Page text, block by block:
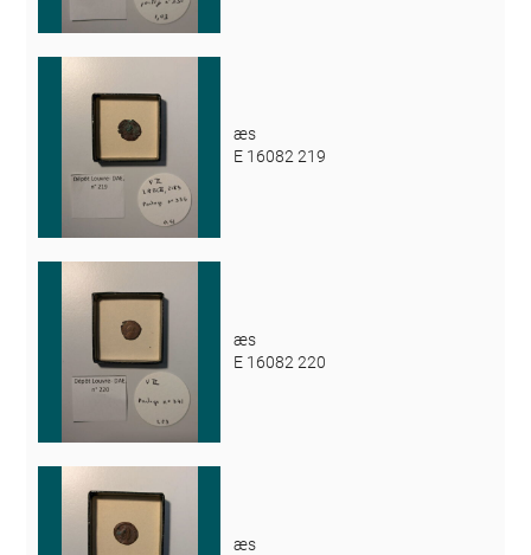
æs
E 16082 219
æs
E 16082 220
æs